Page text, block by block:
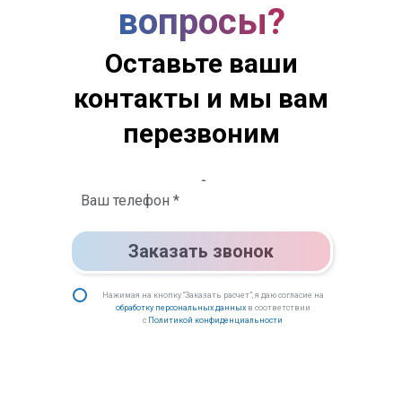
вопросы?
Оставьте ваши
контакты и мы вам
перезвоним
Заказать звонок
Нажимая на кнопку “Заказать расчет”, я даю согласие на
обработку персональных данныхв соответствии
с Политикой конфиденциальности